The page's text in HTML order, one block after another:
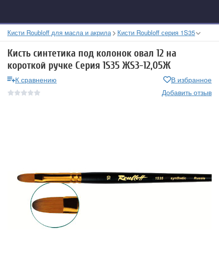
Кисти Roubloff для масла и акрила Кисти Roubloff серия 1S35
Кисть синтетика под колонок овал 12 на
короткой ручке Серия 1S35 ЖS3-12,05Ж
К сравнению
В избранное
Добавить отзыв